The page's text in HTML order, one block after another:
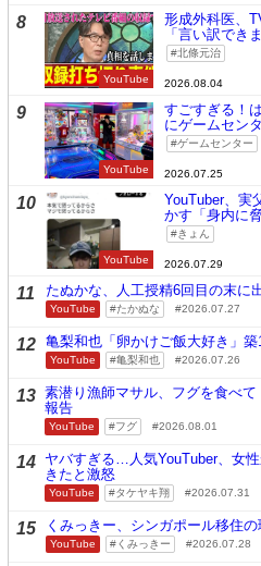
8
YouTube
形成外科医、
「言い訳でき
北條元治
2026.08.04
9
YouTube
すごすぎる！
にゲームセン
ゲームセンター
2026.07.25
10
YouTube
YouTuber、実
かす「身内に
きょん
2026.07.29
11 たぬかな、人工授精6回目の末に
YouTube たかぬな 2026.07.27
12 亀梨和也「卵かけご飯大好き」
YouTube 亀梨和也 2026.07.26
13 素潜り漁師マサル、フグを食べ
報告
YouTube フグ 2026.08.01
14 ヤバすぎる…人気YouTuber、女
きたと激怒
YouTube タケヤキ翔 2026.07.31
15 くみっきー、シンガポール移住
YouTube くみっきー 2026.07.28